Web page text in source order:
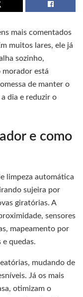
mais comentados
muitos lares, ele já
sozinho,
está
de manter o
dia e reduzir o
e como
limpeza automática
sujeira por
giratórias. A
sensores
mapeamento por
e quedas.
mudando de
Já os mais
otimizam o